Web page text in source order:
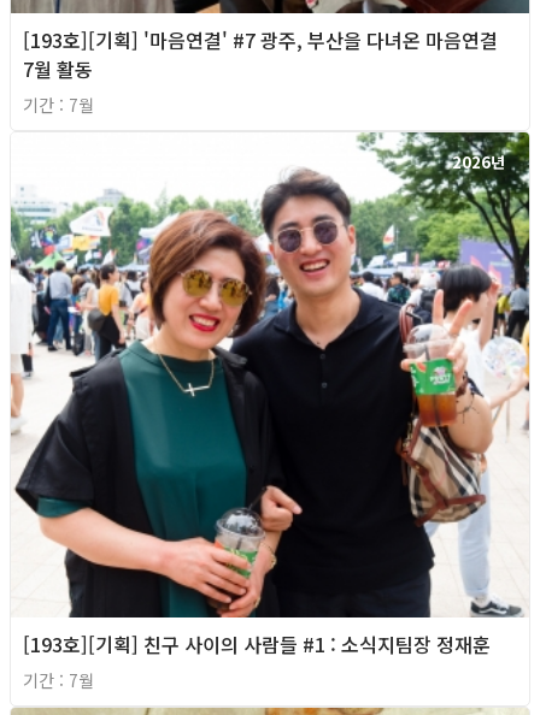
[193호][기획] '마음연결' #7 광주, 부산을 다녀온 마음연결
7월 활동
기간 : 7월
2026년
[193호][기획] 친구 사이의 사람들 #1 : 소식지팀장 정재훈
기간 : 7월